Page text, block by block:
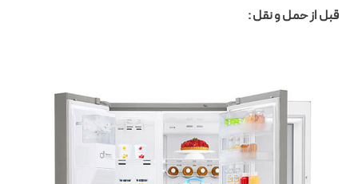
قبل از حمل و نقل :